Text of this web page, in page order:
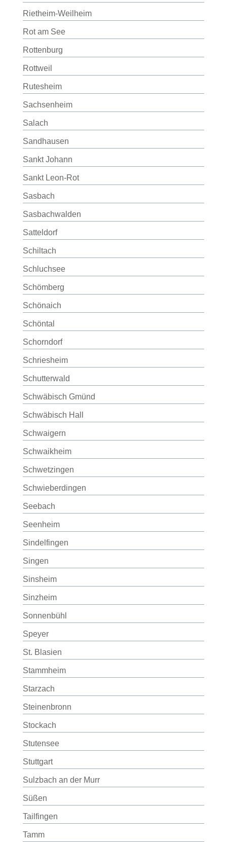
Rietheim-Weilheim
Rot am See
Rottenburg
Rottweil
Rutesheim
Sachsenheim
Salach
Sandhausen
Sankt Johann
Sankt Leon-Rot
Sasbach
Sasbachwalden
Satteldorf
Schiltach
Schluchsee
Schömberg
Schönaich
Schöntal
Schorndorf
Schriesheim
Schutterwald
Schwäbisch Gmünd
Schwäbisch Hall
Schwaigern
Schwaikheim
Schwetzingen
Schwieberdingen
Seebach
Seenheim
Sindelfingen
Singen
Sinsheim
Sinzheim
Sonnenbühl
Speyer
St. Blasien
Stammheim
Starzach
Steinenbronn
Stockach
Stutensee
Stuttgart
Sulzbach an der Murr
Süßen
Tailfingen
Tamm